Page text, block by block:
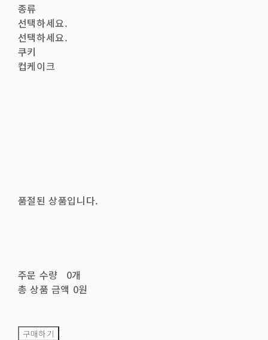
종류
선택하세요.
선택하세요.
쿠키
컵케이크
품절된 상품입니다.
주문 수량
0개
총 상품 금액 0원
구매하기